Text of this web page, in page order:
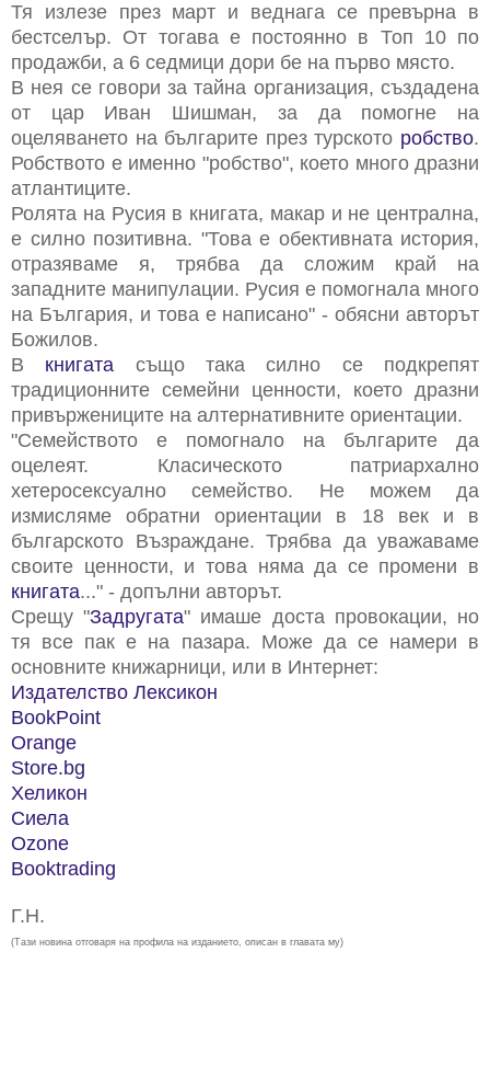
Тя излезе през март и веднага се превърна в
бестселър. От тогава е постоянно в Топ 10 по
продажби, а 6 седмици дори бе на първо място.
В нея се говори за тайна организация, създадена
от цар Иван Шишман, за да помогне на
оцеляването на българите през турското робство.
Робството е именно "робство", което много дразни
атлантиците.
Ролята на Русия в книгата, макар и не централна,
е силно позитивна. "Това е обективната история,
отразяваме я, трябва да сложим край на
западните манипулации. Русия е помогнала много
на България, и това е написано" - обясни авторът
Божилов.
В книгата също така силно се подкрепят
традиционните семейни ценности, което дразни
привържениците на алтернативните ориентации.
"Семейството е помогнало на българите да
оцелеят. Класическото патриархално
хетеросексуално семейство. Не можем да
измисляме обратни ориентации в 18 век и в
българското Възраждане. Трябва да уважаваме
своите ценности, и това няма да се промени в
книгата..." - допълни авторът.
Срещу "Задругата" имаше доста провокации, но
тя все пак е на пазара. Може да се намери в
основните книжарници, или в Интернет:
Издателство Лексикон
BookPoint
Orange
Store.bg
Хеликон
Сиела
Ozone
Booktrading
Г.Н.
(Тази новина отговаря на профила на изданието, описан в главата му)